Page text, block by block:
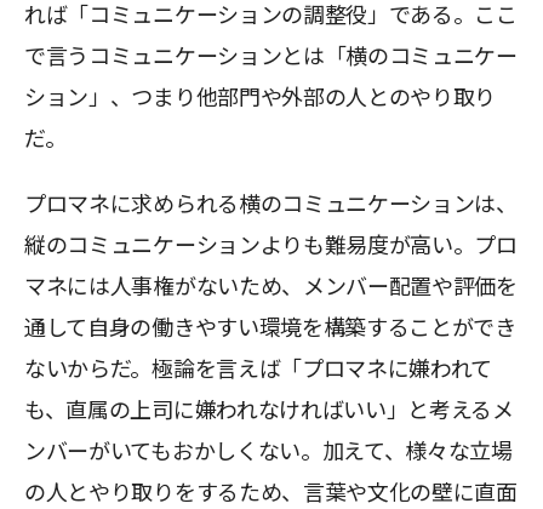
れば「コミュニケーションの調整役」である。ここ
で言うコミュニケーションとは「横のコミュニケー
ション」、つまり他部門や外部の人とのやり取り
だ。
プロマネに求められる横のコミュニケーションは、
縦のコミュニケーションよりも難易度が高い。プロ
マネには人事権がないため、メンバー配置や評価を
通して自身の働きやすい環境を構築することができ
ないからだ。極論を言えば「プロマネに嫌われて
も、直属の上司に嫌われなければいい」と考えるメ
ンバーがいてもおかしくない。加えて、様々な立場
の人とやり取りをするため、言葉や文化の壁に直面